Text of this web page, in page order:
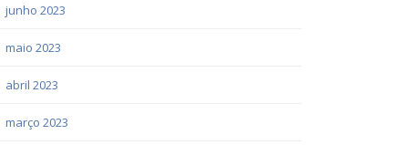
junho 2023
maio 2023
abril 2023
março 2023